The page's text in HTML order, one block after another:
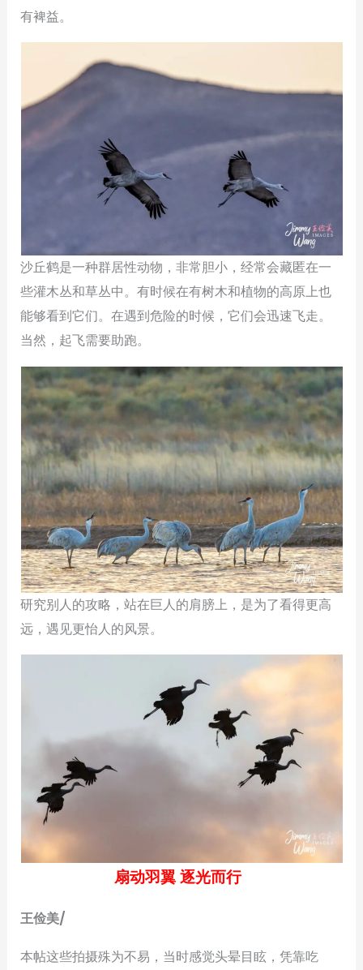
有裨益。
沙丘鹤是一种群居性动物，非常胆小，经常会藏匿在一
些灌木丛和草丛中。有时候在有树木和植物的高原上也
能够看到它们。在遇到危险的时候，它们会迅速飞走。
当然，起飞需要助跑。
研究别人的攻略，站在巨人的肩膀上，是为了看得更高
远，遇见更怡人的风景。
扇动羽翼 逐光而行
王俭美/
本帖这些拍摄殊为不易，当时感觉头晕目眩，凭靠吃